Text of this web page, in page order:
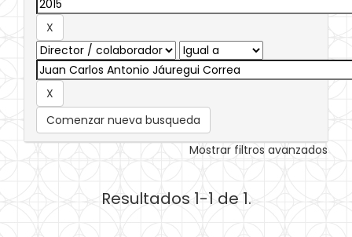
Comenzar nueva busqueda
Mostrar filtros avanzados
Resultados 1-1 de 1.